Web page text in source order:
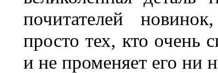
почитателей
просто тех, кто очень
и не променяет его ни